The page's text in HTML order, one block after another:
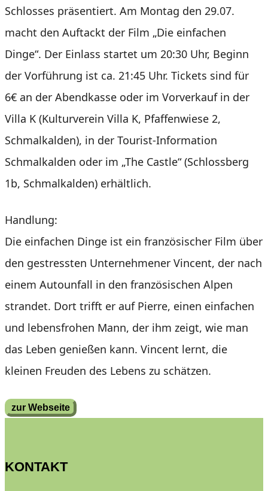
Schlosses präsentiert. Am Montag den 29.07.
macht den Auftackt der Film „Die einfachen
Dinge“. Der Einlass startet um 20:30 Uhr, Beginn
der Vorführung ist ca. 21:45 Uhr. Tickets sind für
6€ an der Abendkasse oder im Vorverkauf in der
Villa K (Kulturverein Villa K, Pfaffenwiese 2,
Schmalkalden), in der Tourist-Information
Schmalkalden oder im „The Castle“ (Schlossberg
1b, Schmalkalden) erhältlich.
Handlung:
Die einfachen Dinge ist ein französischer Film über
den gestressten Unternehmener Vincent, der nach
einem Autounfall in den französischen Alpen
strandet. Dort trifft er auf Pierre, einen einfachen
und lebensfrohen Mann, der ihm zeigt, wie man
das Leben genießen kann. Vincent lernt, die
kleinen Freuden des Lebens zu schätzen.
zur Webseite
KONTAKT